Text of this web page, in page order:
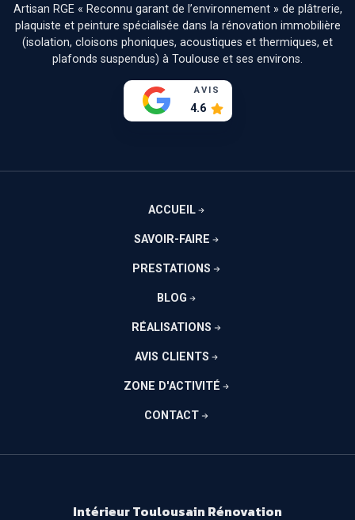
Artisan RGE « Reconnu garant de l’environnement » de plâtrerie,
plaquiste et peinture spécialisée dans la rénovation immobilière
(isolation, cloisons phoniques, acoustiques et thermiques, et
plafonds suspendus) à Toulouse et ses environs.
AVIS
4.6
ACCUEIL
SAVOIR-FAIRE
PRESTATIONS
BLOG
RÉALISATIONS
AVIS CLIENTS
ZONE D'ACTIVITÉ
CONTACT
Intérieur Toulousain Rénovation